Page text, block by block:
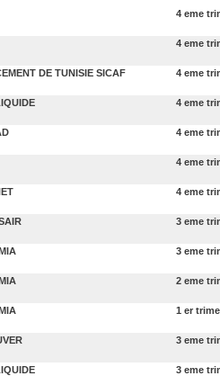
4 eme
4 eme
DE TUNISIE SICAF 4 eme
4 eme
4 eme
4 eme
4 eme
3 eme
3 eme
2 eme
1 er
3 eme
3 eme